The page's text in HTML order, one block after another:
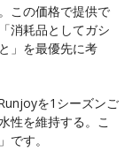
この価格で提供で
消耗品としてガシ
」を最優先に考
を1シーズンご
性を維持する。こ
です。